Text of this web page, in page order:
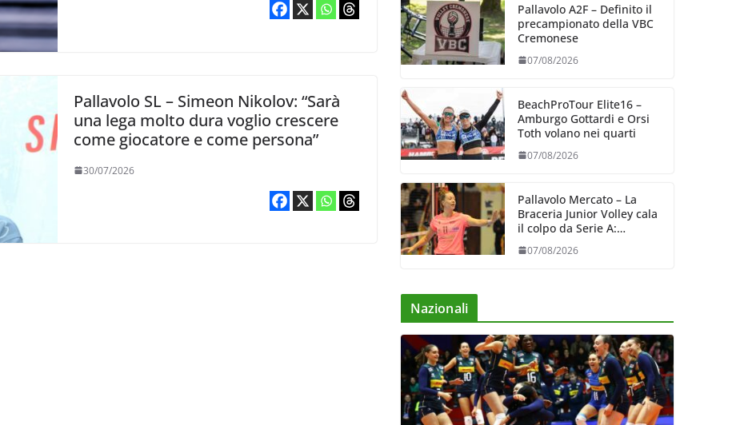
Pallavolo SL – Simeon Nikolov: “Sarà
una lega molto dura voglio crescere
come giocatore e come persona”
30/07/2026
Pallavolo A2F – Definito il
precampionato della VBC
Cremonese
07/08/2026
BeachProTour Elite16 –
Amburgo Gottardi e Orsi
Toth volano nei quarti
07/08/2026
Pallavolo Mercato – La
Braceria Junior Volley cala
il colpo da Serie A:
Barbara Varaldo è il nuovo
riferimento dell’attacco
07/08/2026
Nazionali